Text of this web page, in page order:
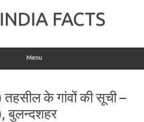
FACTS
Menu
तहसील के गांवों की सूची –
बुलन्दशहर